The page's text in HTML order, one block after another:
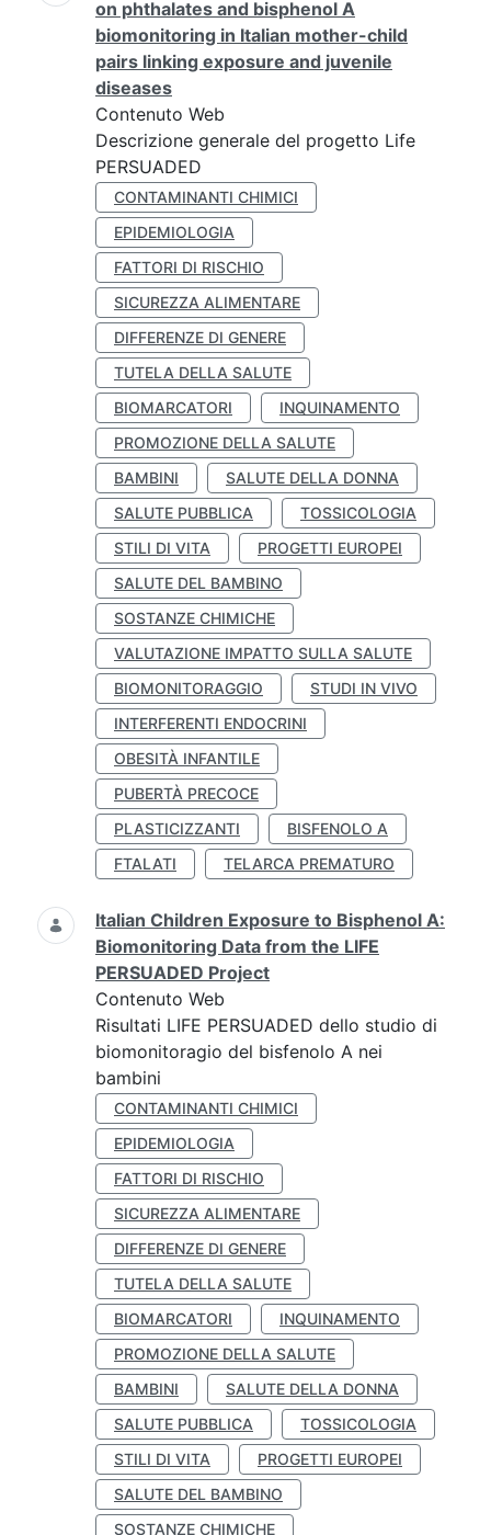
on phthalates and bisphenol A
biomonitoring in Italian mother-child
pairs linking exposure and juvenile
diseases
Contenuto Web
Descrizione generale del progetto Life
PERSUADED
CONTAMINANTI CHIMICI
EPIDEMIOLOGIA
FATTORI DI RISCHIO
SICUREZZA ALIMENTARE
DIFFERENZE DI GENERE
TUTELA DELLA SALUTE
BIOMARCATORI
INQUINAMENTO
PROMOZIONE DELLA SALUTE
BAMBINI
SALUTE DELLA DONNA
SALUTE PUBBLICA
TOSSICOLOGIA
STILI DI VITA
PROGETTI EUROPEI
SALUTE DEL BAMBINO
SOSTANZE CHIMICHE
VALUTAZIONE IMPATTO SULLA SALUTE
BIOMONITORAGGIO
STUDI IN VIVO
INTERFERENTI ENDOCRINI
OBESITÀ INFANTILE
PUBERTÀ PRECOCE
PLASTICIZZANTI
BISFENOLO A
FTALATI
TELARCA PREMATURO
Italian Children Exposure to Bisphenol A:
Biomonitoring Data from the LIFE
PERSUADED Project
Contenuto Web
Risultati LIFE PERSUADED dello studio di
biomonitoragio del bisfenolo A nei
bambini
CONTAMINANTI CHIMICI
EPIDEMIOLOGIA
FATTORI DI RISCHIO
SICUREZZA ALIMENTARE
DIFFERENZE DI GENERE
TUTELA DELLA SALUTE
BIOMARCATORI
INQUINAMENTO
PROMOZIONE DELLA SALUTE
BAMBINI
SALUTE DELLA DONNA
SALUTE PUBBLICA
TOSSICOLOGIA
STILI DI VITA
PROGETTI EUROPEI
SALUTE DEL BAMBINO
SOSTANZE CHIMICHE